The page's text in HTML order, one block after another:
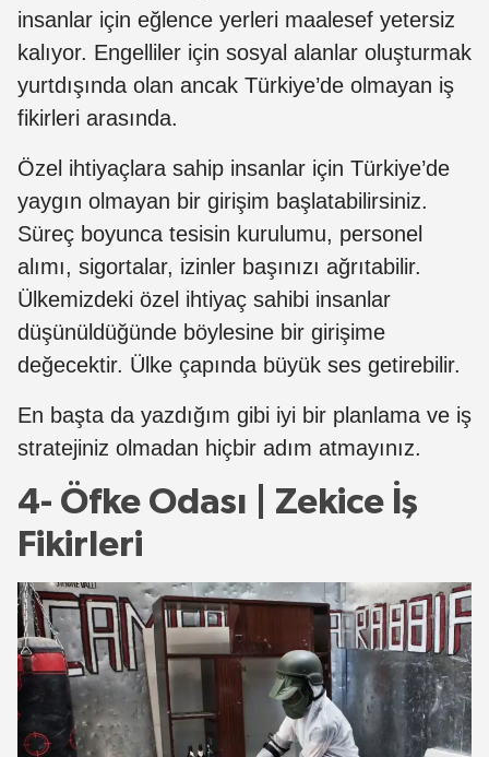
insanlar için eğlence yerleri maalesef yetersiz
kalıyor. Engelliler için sosyal alanlar oluşturmak
yurtdışında olan ancak Türkiye’de olmayan iş
fikirleri arasında.
Özel ihtiyaçlara sahip insanlar için Türkiye’de
yaygın olmayan bir girişim başlatabilirsiniz.
Süreç boyunca tesisin kurulumu, personel
alımı, sigortalar, izinler başınızı ağrıtabilir.
Ülkemizdeki özel ihtiyaç sahibi insanlar
düşünüldüğünde böylesine bir girişime
değecektir. Ülke çapında büyük ses getirebilir.
En başta da yazdığım gibi iyi bir planlama ve iş
stratejiniz olmadan hiçbir adım atmayınız.
4- Öfke Odası | Zekice İş
Fikirleri